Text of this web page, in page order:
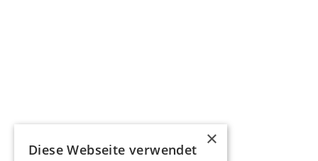
×
Diese Webseite verwendet